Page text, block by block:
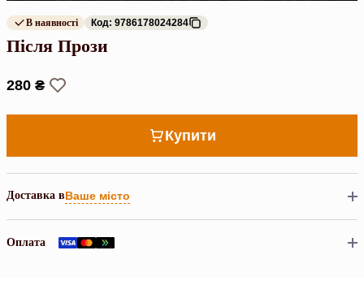
В наявності Код: 9786178024284
Після Прози
280 ₴
Купити
Доставка вВаше місто
Оплата